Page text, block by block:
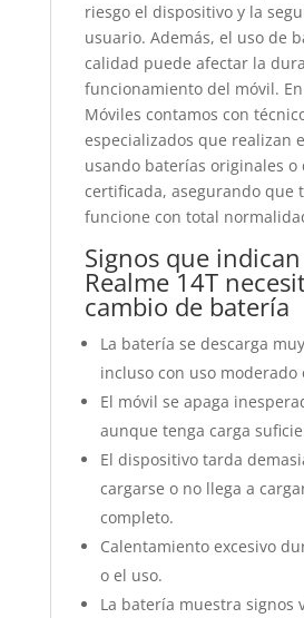
riesgo el dispositivo y la
usuario. Además, el uso de
calidad puede afectar la
funcionamiento del móvil.
Móviles contamos con
especializados que realizan
usando baterías originales o
certificada, asegurando que
funcione con total
Signos que
Realme 14T
cambio de batería
La batería se descarga
incluso con uso moderado
El móvil se apaga
aunque tenga carga
El dispositivo tarda
cargarse o no llega a
completo.
Calentamiento excesivo
o el uso.
La batería muestra signos